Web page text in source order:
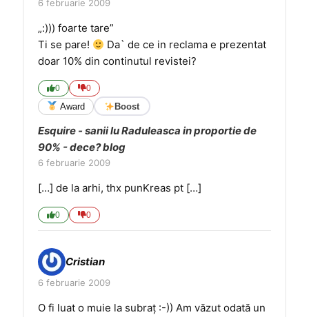
6 februarie 2009
„:))) foarte tare”
Ti se pare!
Da` de ce in reclama e prezentat
doar 10% din continutul revistei?
0 0
Award Boost
Esquire - sanii lu Raduleasca in proportie de
90% - dece? blog
6 februarie 2009
[…] de la arhi, thx punKreas pt […]
0 0
Cristian
6 februarie 2009
O fi luat o muie la subraț :-)) Am văzut odată un